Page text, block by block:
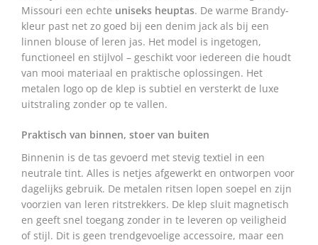
Missouri een echte uniseks heuptas. De warme Brandy-
kleur past net zo goed bij een denim jack als bij een
linnen blouse of leren jas. Het model is ingetogen,
functioneel en stijlvol – geschikt voor iedereen die houdt
van mooi materiaal en praktische oplossingen. Het
metalen logo op de klep is subtiel en versterkt de luxe
uitstraling zonder op te vallen.
Praktisch van binnen, stoer van buiten
Binnenin is de tas gevoerd met stevig textiel in een
neutrale tint. Alles is netjes afgewerkt en ontworpen voor
dagelijks gebruik. De metalen ritsen lopen soepel en zijn
voorzien van leren ritstrekkers. De klep sluit magnetisch
en geeft snel toegang zonder in te leveren op veiligheid
of stijl. Dit is geen trendgevoelige accessoire, maar een